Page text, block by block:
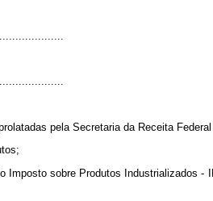
pela Secretaria da Receita
Imposto sobre Produtos Industrializados